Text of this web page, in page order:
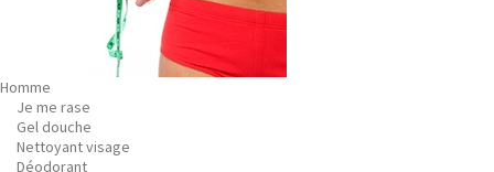
Homme
Je me rase
Gel douche
Nettoyant visage
Déodorant